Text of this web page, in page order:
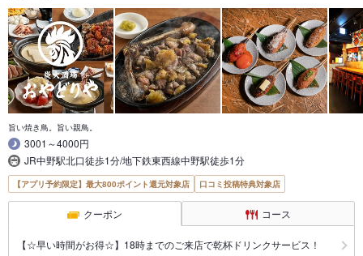
旨い焼き鳥。旨い親鳥。
3001～4000円
JR中野駅北口徒歩1分/地下鉄東西線中野駅徒歩1分
【アプリ予約限定】最大800ポイント還元対象店 口コミ投稿特典対象店
クーポン コース
【☆早い時間がお得☆】18時までのご来店で乾杯ドリンクサービス！